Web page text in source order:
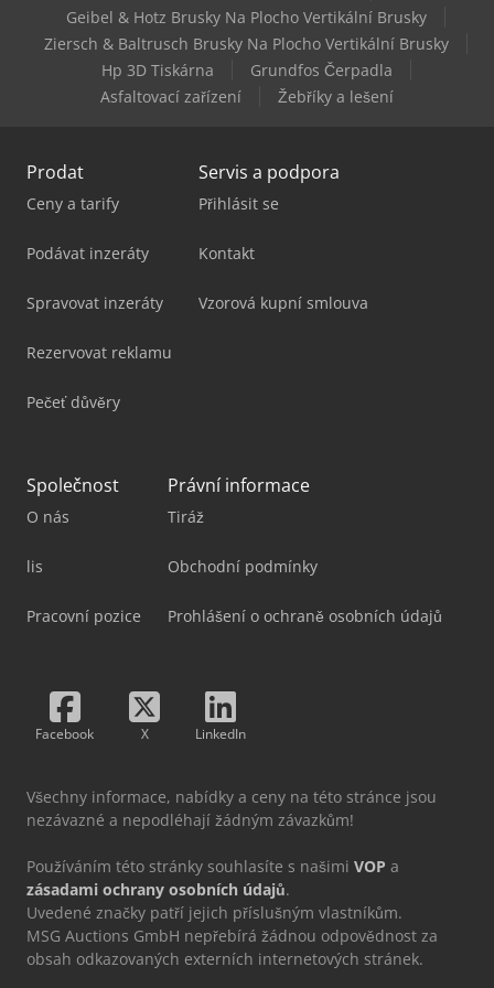
Kärcher Km 75/40 W G
Geibel & Hotz Brusky Na Plocho Vertikální Brusky
Ziersch & Baltrusch Brusky Na Plocho Vertikální Brusky
Hp 3D Tiskárna
Grundfos Čerpadla
Asfaltovací zařízení
Žebříky a lešení
Prodat
Ceny a tarify
Podávat inzeráty
Spravovat inzeráty
Rezervovat reklamu
Pečeť důvěry
Servis a podpora
Přihlásit se
Kontakt
Vzorová kupní smlouva
Společnost
O nás
lis
Pracovní pozice
Právní informace
Tiráž
Obchodní podmínky
Prohlášení o ochraně osobních údajů
Facebook X LinkedIn
Všechny informace, nabídky a ceny na této stránce jsou
nezávazné a nepodléhají žádným závazkům!
Používáním této stránky souhlasíte s našimi VOP a
zásadami ochrany osobních údajů.
Uvedené značky patří jejich příslušným vlastníkům.
MSG Auctions GmbH nepřebírá žádnou odpovědnost za
obsah odkazovaných externích internetových stránek.